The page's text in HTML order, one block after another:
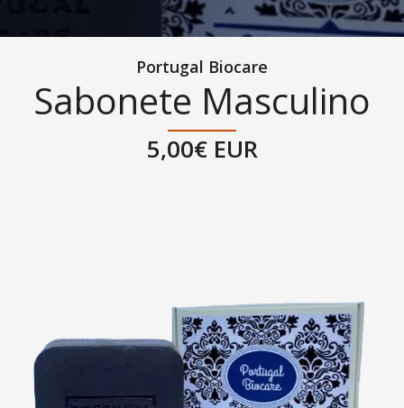
Portugal Biocare
Sabonete Masculino
5,00€ EUR